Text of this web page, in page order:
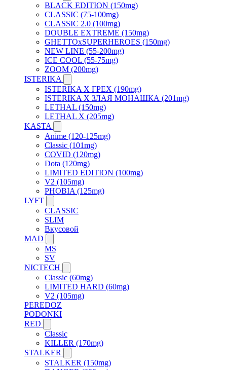
BLACK EDITION (150mg)
CLASSIC (75-100mg)
CLASSIC 2.0 (100mg)
DOUBLE EXTREME (150mg)
GHETTOxSUPERHEROES (150mg)
NEW LINE (55-200mg)
ICE COOL (55-75mg)
ZOOM (200mg)
ISTERIKA
ISTERIKA X ГРЕХ (190mg)
ISTERIKA X ЗЛАЯ МОНАШКА (201mg)
LETHAL (150mg)
LETHAL X (205mg)
KASTA
Anime (120-125mg)
Classic (101mg)
COVID (120mg)
Dota (120mg)
LIMITED EDITION (100mg)
V2 (105mg)
PHOBIA (125mg)
LYFT
CLASSIC
SLIM
Вкусовой
MAD
MS
SV
NICTECH
Classic (60mg)
LIMITED HARD (60mg)
V2 (105mg)
PEREDOZ
PODONKI
RED
Classic
KILLER (170mg)
STALKER
STALKER (150mg)